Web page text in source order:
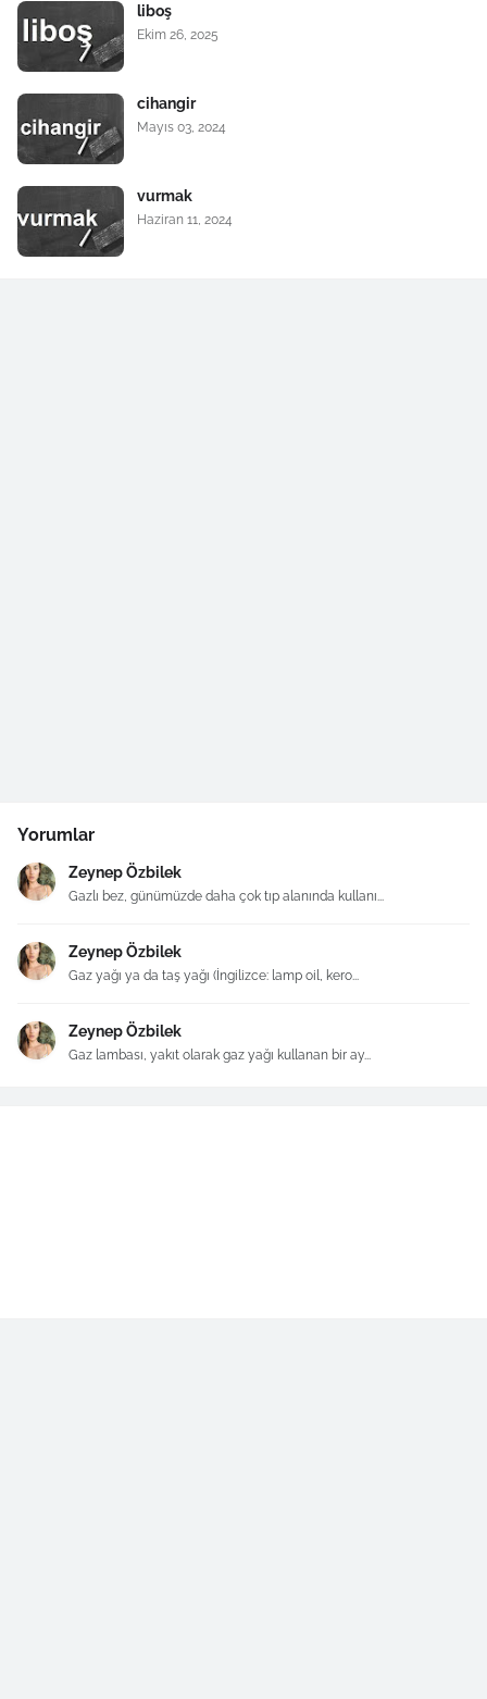
liboş
Ekim 26, 2025
cihangir
Mayıs 03, 2024
vurmak
Haziran 11, 2024
Yorumlar
Zeynep Özbilek
Gazlı bez, günümüzde daha çok tıp alanında kullanı...
Zeynep Özbilek
Gaz yağı ya da taş yağı (İngilizce: lamp oil, kero...
Zeynep Özbilek
Gaz lambası, yakıt olarak gaz yağı kullanan bir ay...